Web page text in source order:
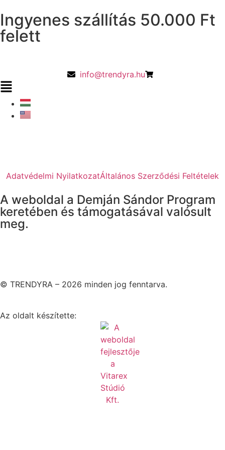
Ingyenes szállítás 50.000 Ft
felett
info@trendyra.hu
Adatvédelmi NyilatkozatÁltalános Szerződési Feltételek
A weboldal a Demján Sándor Program
keretében és támogatásával valósult
meg.
© TRENDYRA – 2026 minden jog fenntarva.
Az oldalt készítette: